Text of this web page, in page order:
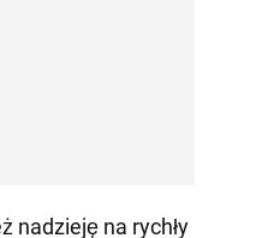
nadzieję na rychły